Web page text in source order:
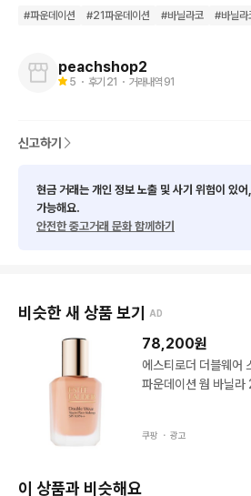
#파운데이션 #21파운데이션 #바닐라코 #바닐라
peachshop2
5 ・ 후기 21 ・ 거래내역 91
신고하기
현금 거래는 개인 정보 노출 및 사기 위험이 있
가능해요.
안전한 중고거래 문화 함께하기
비슷한 새 상품 보기 AD
78,200원
에스티로더 더블웨어
쿠팡 ・ 광고
이 상품과 비슷해요